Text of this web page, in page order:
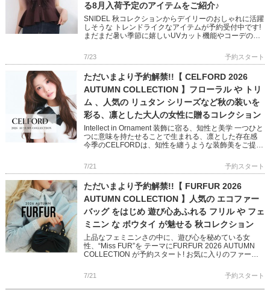
る8月入荷予定のアイテムをご紹介♪
SNIDEL 秋コレクションからデイリーのおしゃれに活躍
しそうな トレンドライクなアイテムが予約受付中です!
まだまだ暑い季節に嬉しいUVカット機能やコーデの主
えるスタ […]
7/23 予約スタート
ただいまより予約解禁!!【 CELFORD 2026
AUTUMN COLLECTION 】フローラル や トリ
ム 、人気の リュタン シリーズなど秋の装いを
彩る、凛とした大人の女性に贈るコレクション
Intellect in Ornament 装飾に宿る、知性と美学 一つひと
つに意味を持たせることで生まれる、凛とした存在感
今季のCELFORDは、知性を纏うような装飾美をご提案
7/21 予約スタート
ただいまより予約解禁!!【 FURFUR 2026
AUTUMN COLLECTION 】人気の エコファー
バッグ をはじめ 遊び心あふれる フリル や フェ
ミニン な ボウタイ が魅せる 秋コレクション
上品なフェミニンさの中に、遊び心を秘めている女
性、“Miss FUR”を テーマにFURFUR 2026 AUTUMN
COLLECTION が予約スタート! お気に入りのファー、
7/21 予約スタート